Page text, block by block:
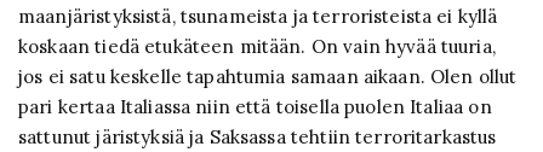
maanjäristyksistä, tsunameista ja terroristeista ei kyllä
koskaan tiedä etukäteen mitään. On vain hyvää tuuria,
jos ei satu keskelle tapahtumia samaan aikaan. Olen ollut
pari kertaa Italiassa niin että toisella puolen Italiaa on
sattunut järistyksiä ja Saksassa tehtiin terroritarkastus